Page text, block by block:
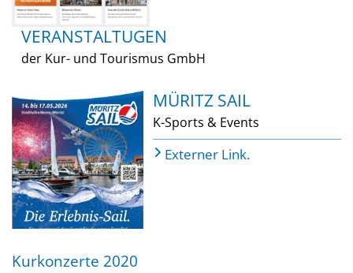
VERANSTALTUGEN
der Kur- und Tourismus GmbH
MÜRITZ SAIL
K-Sports & Events
Externer Link.
Kurkonzerte 2020